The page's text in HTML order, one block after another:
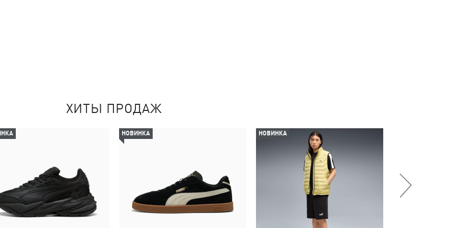
ХИТЫ ПРОДАЖ
НОВИНКА НОВИНКА